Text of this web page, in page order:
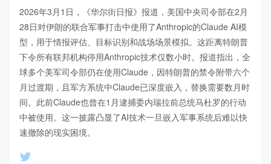
2026年3月1日，《华尔街日报》报道，美国中央司令部在2月
28日对伊朗的联合军事打击中使用了Anthropic的Claude AI模
型，用于情报评估、目标识别和战场场景模拟。这距离特朗普
下令所有联邦机构停用Anthropic技术仅数小时。报道指出，全
球多个美军司令部仍在使用Claude，因特朗普的禁令附带六个
月过渡期，且军方系统中Claude已深度嵌入，替换需要数月时
间。此前Claude也曾在1月逮捕委内瑞拉前总统马杜罗的行动
中被使用。这一披露凸显了AI技术一旦嵌入军事系统后难以快
速撤除的现实困境。